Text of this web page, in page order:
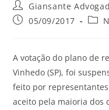
Giansante
05/09/2017
A votação do plano de
Vinhedo (SP), foi
feito por
aceito pela maioria dos